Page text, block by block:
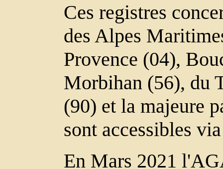
Ces registres
des Alpes
Provence (04),
Morbihan (56), du
(90) et la majeure
sont accessibles
En Mars 2021